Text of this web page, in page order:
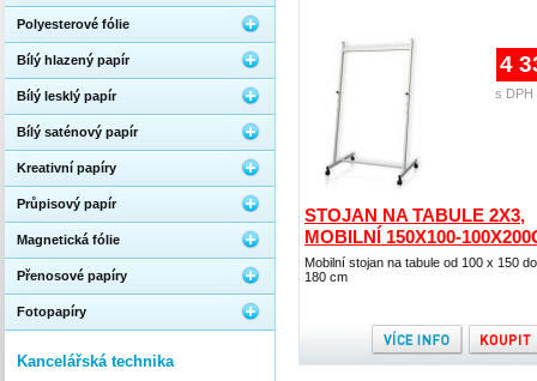
STOJAN NA TABULE 2X3,
MOBILNÍ 150X100-
Mobilní stojan na tabule od 100 x 150
180 cm
4
s DPH
Polyesterové fólie
Bílý hlazený papír
Bílý lesklý papír
Bílý saténový papír
Kreativní papíry
Průpisový papír
Magnetická fólie
Přenosové papíry
Fotopapíry
Kancelářská technika